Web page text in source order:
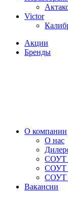
Victor
Акции
Бренды
О компании
О нас
СОУТ
СОУТ
СОУТ
Вакансии